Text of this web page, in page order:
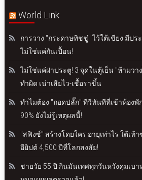
World Link
การวาง "กระดาษทิชชู่" ไว้ใต้เขียง มีปร
ไม่ใช่แค่กันเปื้อน!
ไม่ใช่แค่ฝาประตู! 3 จุดในตู้เย็น "ห้ามว
ทำผิด เน่าเสียไว-เชื้อราขึ้น
ทำไมต้อง "ถอดปลั๊ก" ทีวีทันทีที่เข้าห้องพั
90% ยังไม่รู้เหตุผลนี้!
"สฟิงซ์" สร้างโดยใคร อายุเท่าไร ใต้เท้
อียิปต์ 4,500 ปีที่โลกสงสัย!
ชายวัย 55 ปี กินมันเทศทุกวันหวังคุมเบา